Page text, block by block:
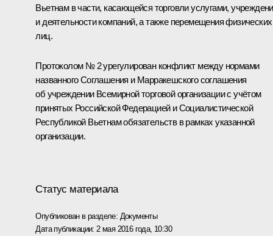
Вьетнам в части, касающейся торговли услугами,
и деятельности компаний, а также перемещения физических
лиц.
Протоколом № 2 урегулирован конфликт между нормами
названного Соглашения и Марракешского соглашения
об учреждении Всемирной торговой организации с учётом
принятых Российской Федерацией и Социалистической
Республикой Вьетнам обязательств в рамках указанной
организации.
Статус материала
Опубликован в разделе: Документы
Дата публикации: 2 мая 2016 года, 10:30